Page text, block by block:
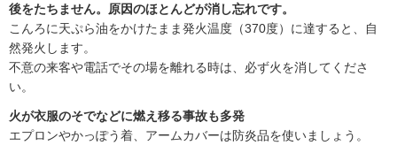
後をたちません。原因のほとんどが消し忘れです。
こんろに天ぷら油をかけたまま発火温度（370度）に達すると、自
然発火します。
不意の来客や電話でその場を離れる時は、必ず火を消してくださ
い。
火が衣服のそでなどに燃え移る事故も多発
エプロンやかっぽう着、アームカバーは防炎品を使いましょう。